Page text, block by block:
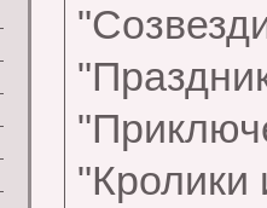
"Кролики